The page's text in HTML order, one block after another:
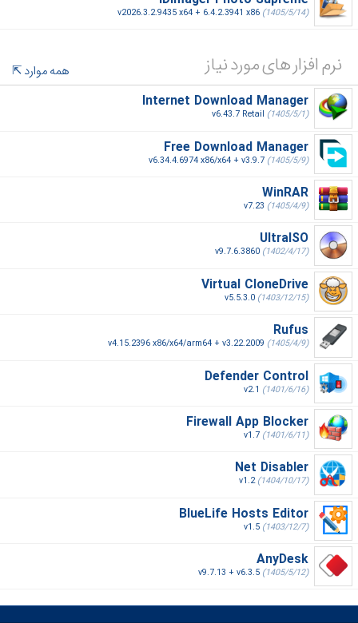
v2026.3.2.9435 x64 + 6.4.2.3941 x86 (1405/5/14)
نرم افزار های مورد نیاز
همه موارد
Internet Download Manager
v6.43.7 Retail (1405/5/1)
Free Download Manager
v6.34.4.6974 x86/x64 + v3.9.7 (1405/5/9)
WinRAR
v7.23 (1405/4/9)
UltraISO
v9.7.6.3860 (1402/4/17)
Virtual CloneDrive
v5.5.3.0 (1403/12/15)
Rufus
v4.15.2396 x86/x64/arm64 + v3.22.2009 (1405/4/9)
Defender Control
v2.1 (1401/6/16)
Firewall App Blocker
v1.7 (1401/6/11)
Net Disabler
v1.2(1404/10/17)
BlueLife Hosts Editor
v1.5 (1403/12/7)
AnyDesk
v9.7.13 + v6.3.5 (1405/5/12)